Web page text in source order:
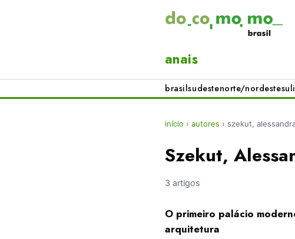
anais
brasilsudestenorte/nordestesul
início › autores › szekut,
Szekut,
3 artigos
O primeiro palácio
arquitetura